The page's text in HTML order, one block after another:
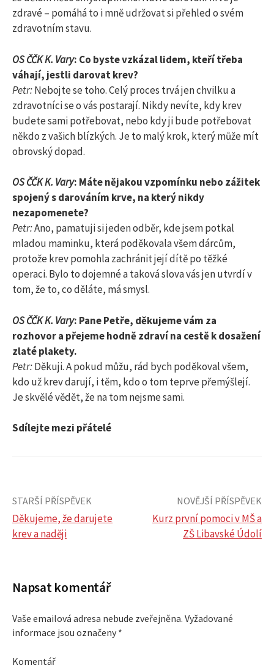
zdravé – pomáhá to i mně udržovat si přehled o svém
zdravotním stavu.
OS ČČK K. Vary: Co byste vzkázal lidem, kteří třeba
váhají, jestli darovat krev?
Petr:Nebojte se toho. Celý proces trvá jen chvilku a
zdravotníci se o vás postarají. Nikdy nevíte, kdy krev
budete sami potřebovat, nebo kdy ji bude potřebovat
někdo z vašich blízkých. Je to malý krok, který může mít
obrovský dopad.
OS ČČK K. Vary: Máte nějakou vzpomínku nebo zážitek
spojený s darováním krve, na který nikdy
nezapomenete?
Petr:Ano, pamatuji si jeden odběr, kde jsem potkal
mladou maminku, která poděkovala všem dárcům,
protože krev pomohla zachránit její dítě po těžké
operaci. Bylo to dojemné a taková slova vás jen utvrdí v
tom, že to, co děláte, má smysl.
OS ČČK K. Vary: Pane Petře, děkujeme vám za
rozhovor a přejeme hodně zdraví na cestě k dosažení
zlaté plakety.
Petr:Děkuji. A pokud můžu, rád bych poděkoval všem,
kdo už krev darují, i těm, kdo o tom teprve přemýšlejí.
Je skvělé vědět, že na tom nejsme sami.
Sdílejte mezi přátelé
N
i
g
STARŠÍ PŘÍSPĚVEK
Děkujeme, že darujete
krev a naději
NOVĚJŠÍ PŘÍSPĚVEK
Kurz první pomoci v MŠ a
ZŠ Libavské Údolí
Napsat komentář
Vaše emailová adresa nebude zveřejněna. Vyžadované
informace jsou označeny *
Komentář